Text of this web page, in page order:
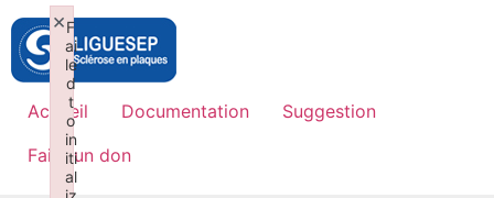
Accueil Documentation
Suggestion
Faire un don
F
ai
le
d
t
o
in
iti
al
×